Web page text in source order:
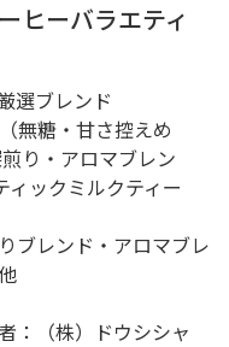
ヒーバラエティ
選ブレンド
無糖・甘さ控えめ
り・アロマブレン
ックミルクティー
ブレンド・アロマブレ
（株）ドウシシャ